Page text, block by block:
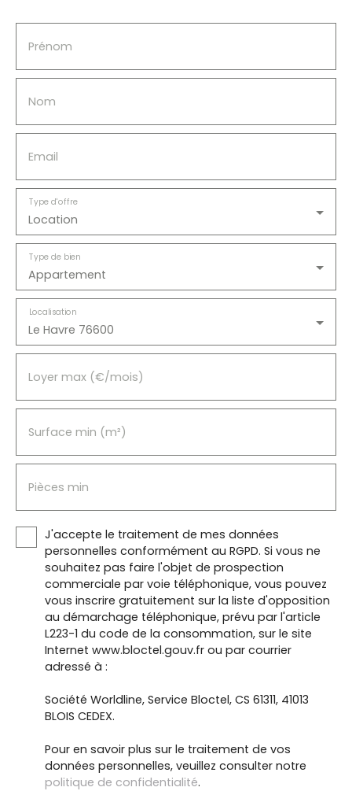
Prénom
Nom
Email
Location
Type d'offre
Appartement
Type de bien
Le Havre 76600
Localisation
Loyer max (€/mois)
Surface min (m²)
Pièces min
J'accepte le traitement de mes données
personnelles conformément au RGPD. Si vous ne
souhaitez pas faire l'objet de prospection
commerciale par voie téléphonique, vous pouvez
vous inscrire gratuitement sur la liste d'opposition
au démarchage téléphonique, prévu par l'article
L223-1 du code de la consommation, sur le site
Internet www.bloctel.gouv.fr ou par courrier
adressé à :
Société Worldline, Service Bloctel, CS 61311, 41013
BLOIS CEDEX.
Pour en savoir plus sur le traitement de vos
données personnelles, veuillez consulter notre
politique de confidentialité.